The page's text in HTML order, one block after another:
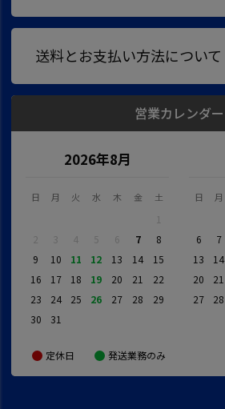
送料とお支払い方法について
営業カレンダー
2026年8月
日 月 火 水 木 金 土
1
2
3 4 5 6 7
8
9
10 11 12 13 14
15
16
17 18 19 20 21
22
23
24 25 26 27 28
29
30
31
日 月
6
7
13
14
20
21
27
28
定休日 発送業務のみ